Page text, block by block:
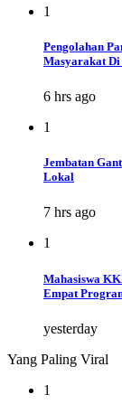
1
Pengolahan
Masyarakat Di
6 hrs ago
1
Jembatan
Lokal
7 hrs ago
1
Mahasiswa
Empat
yesterday
Yang Paling Viral
1